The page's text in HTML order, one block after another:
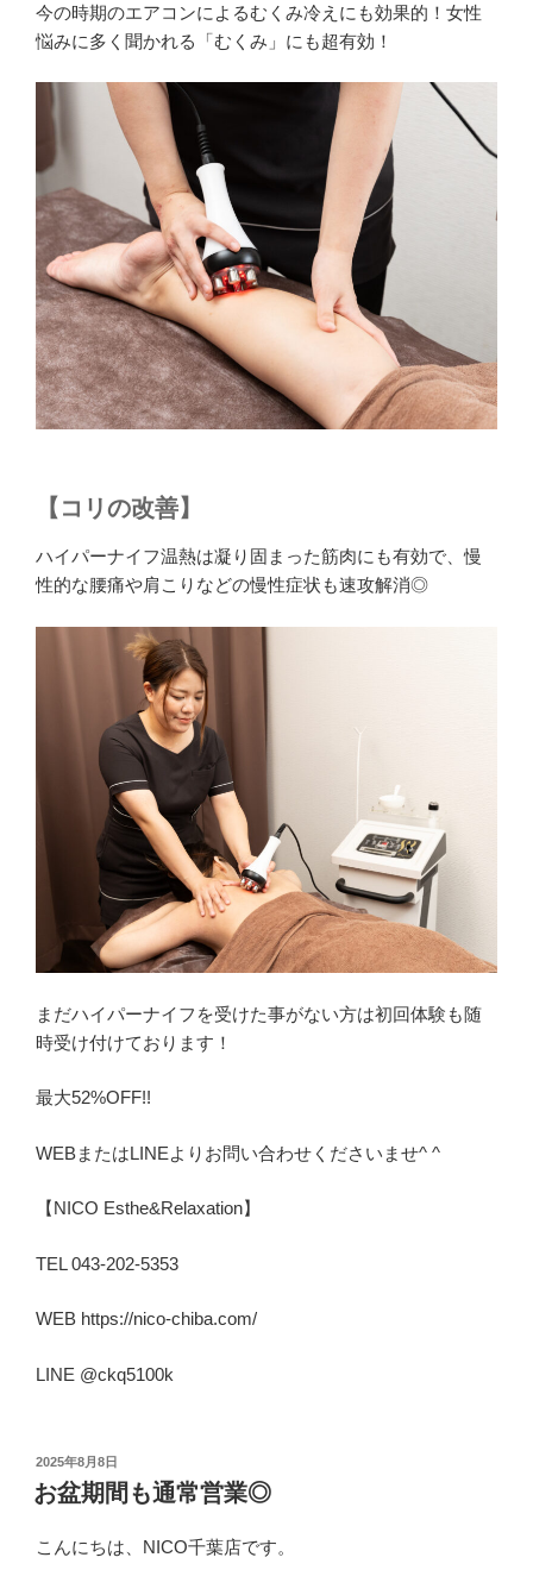
今の時期のエアコンによるむくみ冷えにも効果的！女性
悩みに多く聞かれる「むくみ」にも超有効！
【コリの改善】
ハイパーナイフ温熱は凝り固まった筋肉にも有効で、慢
性的な腰痛や肩こりなどの慢性症状も速攻解消◎
まだハイパーナイフを受けた事がない方は初回体験も随
時受け付けております！
最大52%OFF!!
WEBまたはLINEよりお問い合わせくださいませ^ ^
【NICO Esthe&Relaxation】
TEL 043-202-5353
WEB https://nico-chiba.com/
LINE @ckq5100k
投
稿
日:
2025年8月8日
お盆期間も通常営業◎
こんにちは、NICO千葉店です。